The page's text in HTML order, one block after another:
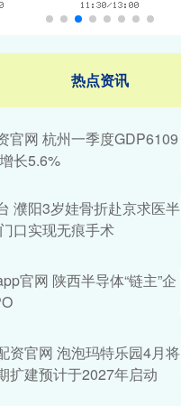
热点资讯
官网 杭州一季度GDP6109
长5.6%
濮阳3岁娃骨折赴京求医半
口实现无痕手术
官网 陕西半导体“链主”企
资官网 泡泡玛特乐园4月将
扩建预计于2027年启动